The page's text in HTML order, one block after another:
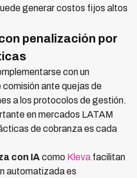
generar costos fijos altos
penalización por
con un
ante quejas de
a los protocolos de gestión.
en mercados LATAM
de cobranza es cada
con IA como Kleva facilitan
automatizada es